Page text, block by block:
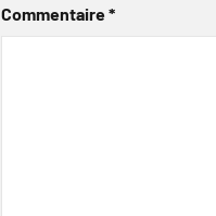
Commentaire*